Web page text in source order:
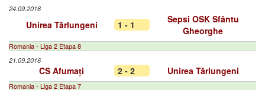
24.09.2016
Unirea Tărlungeni 1 - 1
Sepsi OSK Sfântu
Gheorghe
Romania - Liga 2 Etapa 8
21.09.2016
CS Afumați 2 - 2 Unirea Tărlungeni
Romania - Liga 2 Etapa 7